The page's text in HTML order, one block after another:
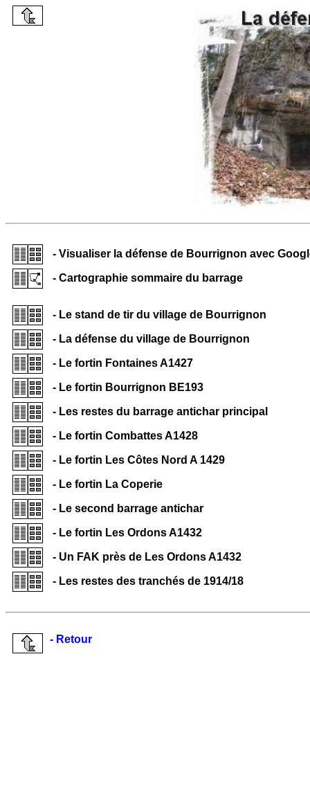
- Visualiser la défense de Bourrignon avec
- Cartographie sommaire du barrage
- Le stand de tir du village de Bourrignon
- La défense du village de Bourrignon
- Le fortin Fontaines A1427
- Le fortin Bourrignon BE193
- Les restes du barrage antichar principal
- Le fortin Combattes A1428
- Le fortin Les Côtes Nord A 1429
- Le fortin La Coperie
- Le second barrage antichar
- Le fortin Les Ordons A1432
- Un FAK près de Les Ordons A1432
- Les restes des tranchés de 1914/18
- Retour